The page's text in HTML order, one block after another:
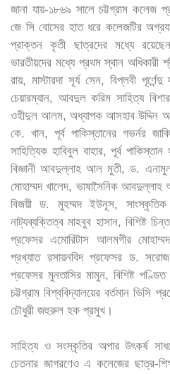
জানা যায়-১৮৬৯ সালে চট্টগ্রাম কলেজ
জে সি বোসের হাত ধরে কলেজটির
প্রাক্তন কৃতী ছাত্রদের মধ্যে রয়েছেন
ভারতীয়দের মধ্যে প্রথম স্থান অধিকারী
রায়, মাস্টারদা সূর্য সেন, বিপ্লবী
চেয়ারম্যান, আবদুল করিম সাহিত্য
ওহীদুল আলম, অধ্যাপক আসহাব উদ্দিন
কে. খান, পূর্ব পাকিস্তানের গভর্নর
সাহিত্যিক হাবিবুল বাহার, পূর্ব
বিজ্ঞানী আবদুল্লাহ আল মুতী, ড.
মোহাম্মদ খালেদ, ভাষাসৈনিক
বিজয়ী ড. মুহম্মদ ইউনূস,
নাট্যব্যক্তিত্ব মাহবুব হাসান, বিশিষ্ট
প্রফেসর এমোরিটাস আলমগীর মোহাম্মদ
প্রখ্যাত রসায়নবিদ প্রফেসর ড. সরোজ
প্রফেসর মুনতাসির মামুন, বিশিষ্ট
চট্টগ্রাম বিশ্ববিদ্যালয়ের বর্তমান
চৌধুরী জহুরুল হক প্রমুখ।
সাহিত্য ও সংস্কৃতির অপার উৎকর্ষ
চেতনার জাগরণেও এ কলেজের ছাত্র-